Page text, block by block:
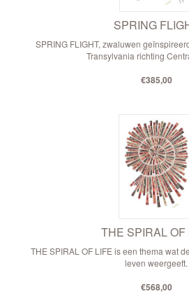
SPRING
SPRING FLIGHT, zwaluwen
Transylvania richting
€385,00
THE SPIRAL OF
THE SPIRAL OF LIFE is een thema wat
leven weergeeft.
€568,00